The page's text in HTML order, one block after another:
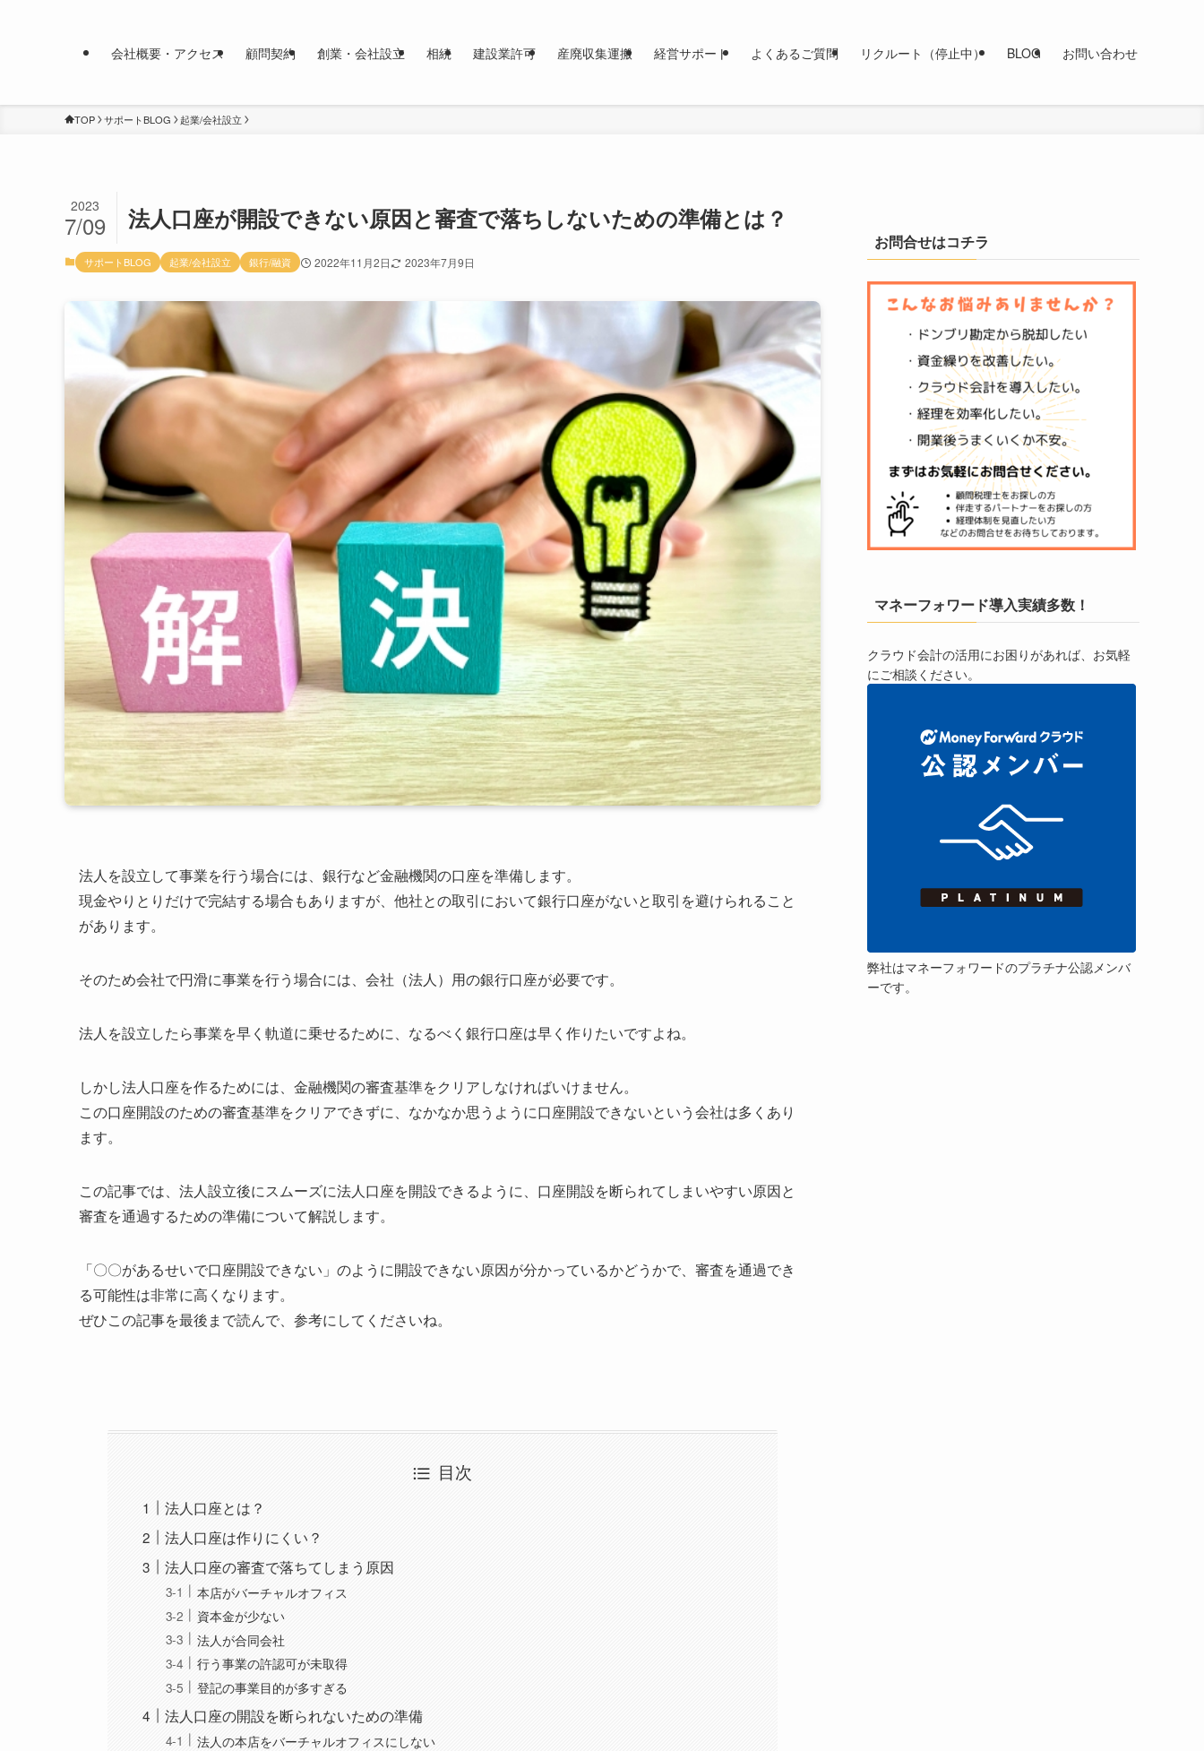
会社概要・アクセス 顧問契約 創業・会社設立 相続 建設業許可 産廃収集運搬 経営サポート よくあるご質問 リクルート（停止中） BLOG お問い合わせ
TOP サポートBLOG 起業/会社設立
法人口座が開設できない原因と審査で落ちしないための準備とは？
2023
7/09
サポートBLOG 起業/会社設立 銀行/融資 2022年11月2日 2023年7月9日
法人を設立して事業を行う場合には、銀行など金融機関の口座を準備します。
現金やりとりだけで完結する場合もありますが、他社との取引において銀行口座がないと取引を避けられること
があります。
そのため会社で円滑に事業を行う場合には、会社（法人）用の銀行口座が必要です。
法人を設立したら事業を早く軌道に乗せるために、なるべく銀行口座は早く作りたいですよね。
しかし法人口座を作るためには、金融機関の審査基準をクリアしなければいけません。
この口座開設のための審査基準をクリアできずに、なかなか思うように口座開設できないという会社は多くあり
ます。
この記事では、法人設立後にスムーズに法人口座を開設できるように、口座開設を断られてしまいやすい原因と
審査を通過するための準備について解説します。
「〇〇があるせいで口座開設できない」のように開設できない原因が分かっているかどうかで、審査を通過でき
る可能性は非常に高くなります。
ぜひこの記事を最後まで読んで、参考にしてくださいね。
目次
法人口座とは？
法人口座は作りにくい？
法人口座の審査で落ちてしまう原因
本店がバーチャルオフィス
資本金が少ない
法人が合同会社
行う事業の許認可が未取得
登記の事業目的が多すぎる
法人口座の開設を断られないための準備
法人の本店をバーチャルオフィスにしない
お問合せはコチラ
マネーフォワード導入実績多数！
クラウド会計の活用にお困りがあれば、お気軽
にご相談ください。
弊社はマネーフォワードのプラチナ公認メンバ
ーです。